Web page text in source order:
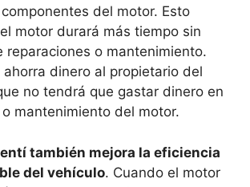
del motor. Esto
motor durará más tiempo sin
reparaciones o mantenimiento.
dinero al propietario del
no tendrá que gastar dinero en
mantenimiento del motor.
también mejora la eficiencia
del vehículo. Cuando el motor